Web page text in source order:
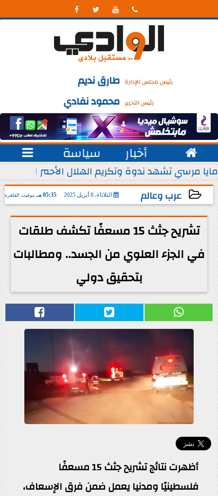
   
رئيس مجلس الإدارة طارق نديم
رئيس التحرير محمود نفادي
 أخبار سياسة 
يوليو من كل عام
مايا مرسي تشهد ندوة وتكريم الهلال الأحمر
عرب وعالم الثلاثاء، 8 أبريل 2025 05:35 مـ بتوقيت القاهرة
2025-04-08 17:35:37
تشريح جثث 15 مسعفًا تكشف طلقات
في الجزء العلوي من الجسد.. ومطالبات
بتحقيق دولي
أظهرت نتائج تشريح جثث 15 مسعفًا
فلسطينيًا ومدنيا يعمل ضمن فرق الإسعاف،